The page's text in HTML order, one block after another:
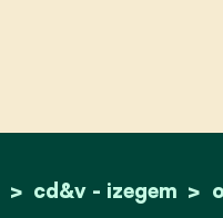
home
cd&v - izegem
liesbeth